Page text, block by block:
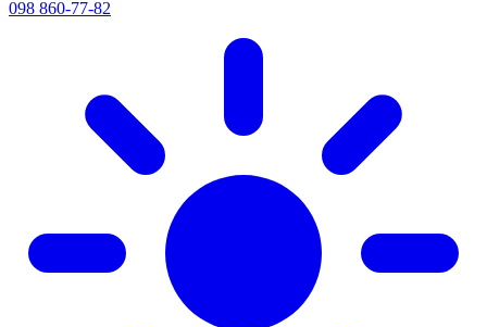
098 860-77-82